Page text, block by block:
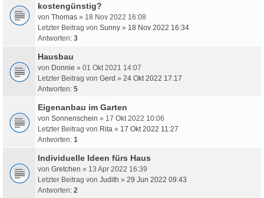
kostengünstig?
von Thomas » 18 Nov 2022 16:08
Letzter Beitrag von Sunny » 18 Nov 2022 16:34
Antworten: 3
Hausbau
von Donnie » 01 Okt 2021 14:07
Letzter Beitrag von Gerd » 24 Okt 2022 17:17
Antworten: 5
Eigenanbau im Garten
von Sonnenschein » 17 Okt 2022 10:06
Letzter Beitrag von Rita » 17 Okt 2022 11:27
Antworten: 1
Individuelle Ideen fürs Haus
von Gretchen » 13 Apr 2022 16:39
Letzter Beitrag von Judith » 29 Jun 2022 09:43
Antworten: 2